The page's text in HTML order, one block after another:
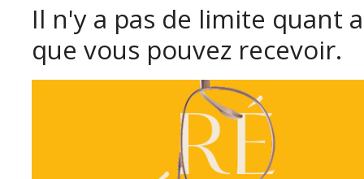
Il n'y a pas de limite quant
que vous pouvez recevoir.